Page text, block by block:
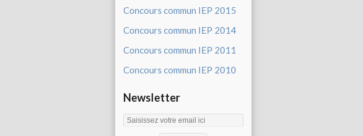
Concours commun IEP 2015
Concours commun IEP 2014
Concours commun IEP 2011
Concours commun IEP 2010
Newsletter